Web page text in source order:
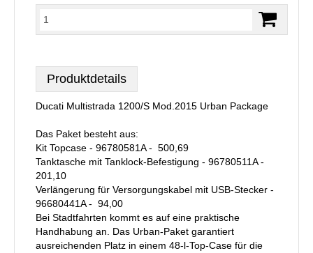
Produktdetails
Ducati Multistrada 1200/S Mod.2015 Urban Package
Das Paket besteht aus:
Kit Topcase - 96780581A -  500,69
Tanktasche mit Tanklock-Befestigung - 96780511A - 
201,10
Verlängerung für Versorgungskabel mit USB-Stecker -
96680441A -  94,00
Bei Stadtfahrten kommt es auf eine praktische
Handhabung an. Das Urban-Paket garantiert
ausreichenden Platz in einem 48-l-Top-Case für die